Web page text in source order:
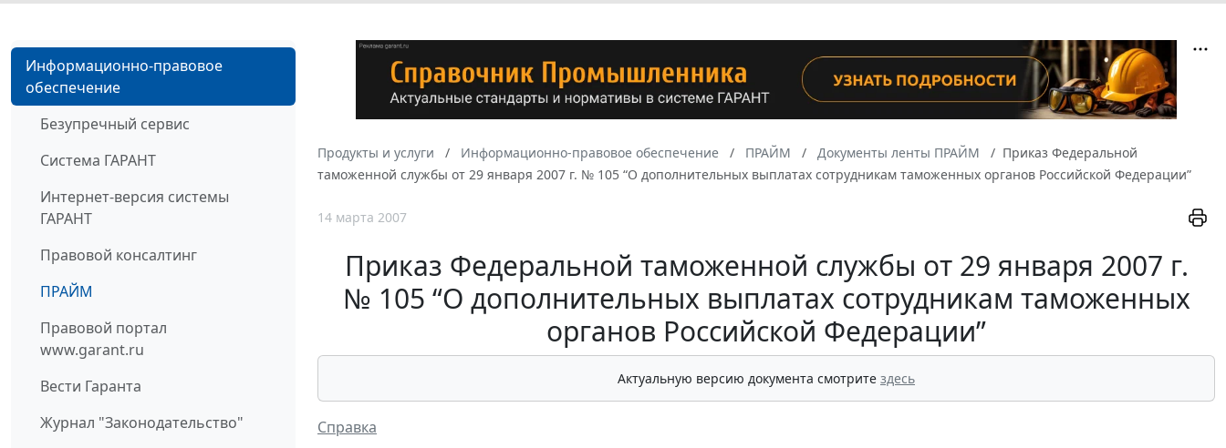
Информационно-правовое
обеспечение
Безупречный сервис
Система ГАРАНТ
Интернет-версия системы
ГАРАНТ
Правовой консалтинг
ПРАЙМ
Правовой портал
www.garant.ru
Вести Гаранта
Журнал "Законодательство"
Продукты и услуги Информационно-правовое обеспечение ПРАЙМ Документы ленты ПРАЙМ
Приказ Федеральной
таможенной службы от 29 января 2007 г. № 105 “О дополнительных выплатах сотрудникам таможенных органов Российской Федерации”
14 марта 2007
Приказ Федеральной таможенной службы от 29 января 2007 г.
№ 105 “О дополнительных выплатах сотрудникам таможенных
органов Российской Федерации”
Актуальную версию документа смотрите здесь
Справка